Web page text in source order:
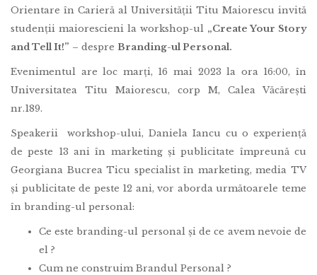
Orientare în Carieră al Universității Titu Maiorescu invită
studenții maiorescieni la workshop-ul „Create Your Story
and Tell It!” – despre Branding-ul Personal.
Evenimentul are loc marți, 16 mai 2023 la ora 16:00, în
Universitatea Titu Maiorescu, corp M, Calea Văcărești
nr.189.
Speakerii workshop-ului, Daniela Iancu cu o experiență
de peste 13 ani în marketing și publicitate împreună cu
Georgiana Bucrea Ticu specialist în marketing, media TV
și publicitate de peste 12 ani, vor aborda următoarele teme
în branding-ul personal:
Ce este branding-ul personal și de ce avem nevoie de
el ?
Cum ne construim Brandul Personal ?